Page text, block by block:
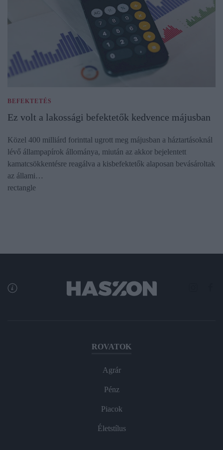
BEFEKTETÉS
Ez volt a lakossági befektetők kedvence májusban
Közel 400 milliárd forinttal ugrott meg májusban a háztartásoknál
lévő állampapírok állománya, miután az akkor bejelentett
kamatcsökkentésre reagálva a kisbefektetők alaposan bevásároltak
az állami…
rectangle
ROVATOK
Agrár
Pénz
Piacok
Életstílus